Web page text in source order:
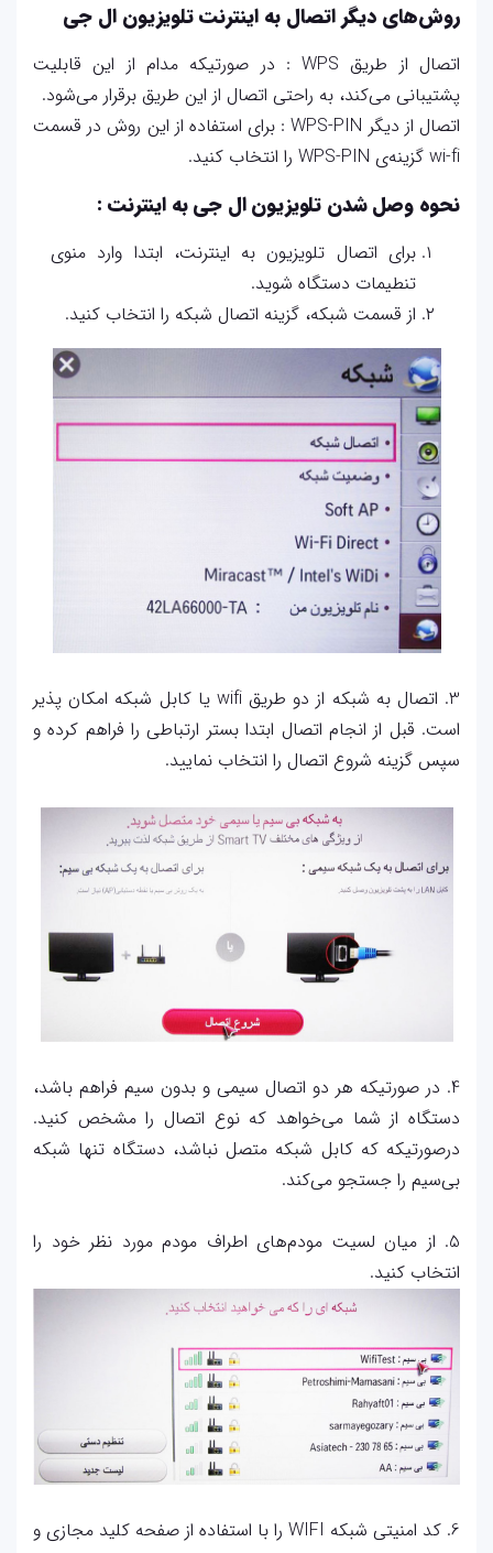
روش‌های دیگر اتصال به اینترنت تلویزیون ال جی
اتصال از طریق WPS : در صورتیکه مدام از این قابلیت
پشتیبانی می‌کند، به راحتی اتصال از این طریق برقرار می‌شود.
اتصال از دیگر WPS-PIN : برای استفاده از این روش در قسمت
wi-fi گزینه‌ی WPS-PIN را انتخاب کنید.
نحوه وصل شدن تلویزیون ال جی به اینترنت :
برای اتصال تلویزیون به اینترنت، ابتدا وارد منوی
تنطیمات دستگاه شوید.
از قسمت شبکه، گزینه اتصال شبکه را انتخاب کنید.
3. اتصال به شبکه از دو طریق wifi یا کابل شبکه امکان پذیر
است. قبل از انجام اتصال ابتدا بستر ارتباطی را فراهم کرده و
سپس گزینه شروع اتصال را انتخاب نمایید.
4. در صورتیکه هر دو اتصال سیمی و بدون سیم فراهم باشد،
دستگاه از شما می‌خواهد که نوع اتصال را مشخص کنید.
درصورتیکه که کابل شبکه متصل نباشد، دستگاه تنها شبکه
بی‌سیم را جستجو می‌کند.
5. از میان لسیت مودم‌های اطراف مودم مورد نظر خود را
انتخاب کنید.
6. کد امنیتی شبکه WIFI را با استفاده از صفحه کلید مجازی و